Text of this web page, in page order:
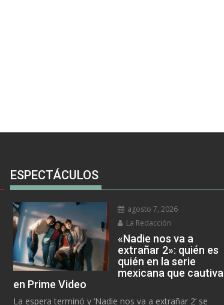
ESPECTÁCULOS
agosto 7, 2026
La Redacción
«Nadie nos va a
extrañar 2»: quién es
quién en la serie
mexicana que cautiva
en Prime Video
La espera terminó y ‘Nadie nos va a extrañar 2’ se